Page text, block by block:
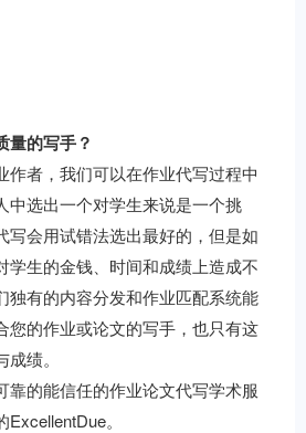
量的写手？
作者，我们可以在作业代写过程中
中选出一个对学生来说是一个挑
写会用试错法选出最好的，但是如
学生的金钱、时间和成绩上造成不
独有的内容分发和作业匹配系统能
您的作业或论文的写手，也只有这
绩。
靠的能信任的作业论文代写学术服
。